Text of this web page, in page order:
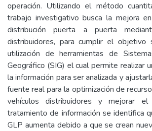
operación. Utilizando el método
trabajo investigativo busca la mejora
distribución puerta a puerta
distribuidores, para cumplir el objetivo
utilización de herramientas de
Geográfico (SIG) el cual permite realizar
la información para ser analizada y
fuente real para la optimización de
vehículos distribuidores y mejorar
tratamiento de información se identifica
GLP aumenta debido a que se crean